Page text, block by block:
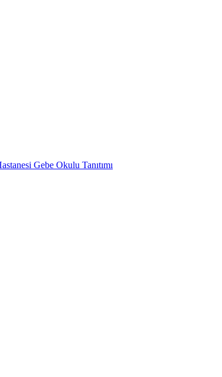
Gebe Okulu Tanıtımı